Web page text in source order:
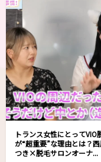
トランス女性にとってVIO
が“超重要”な理由とは？
つき×脱毛サロンオーナ...